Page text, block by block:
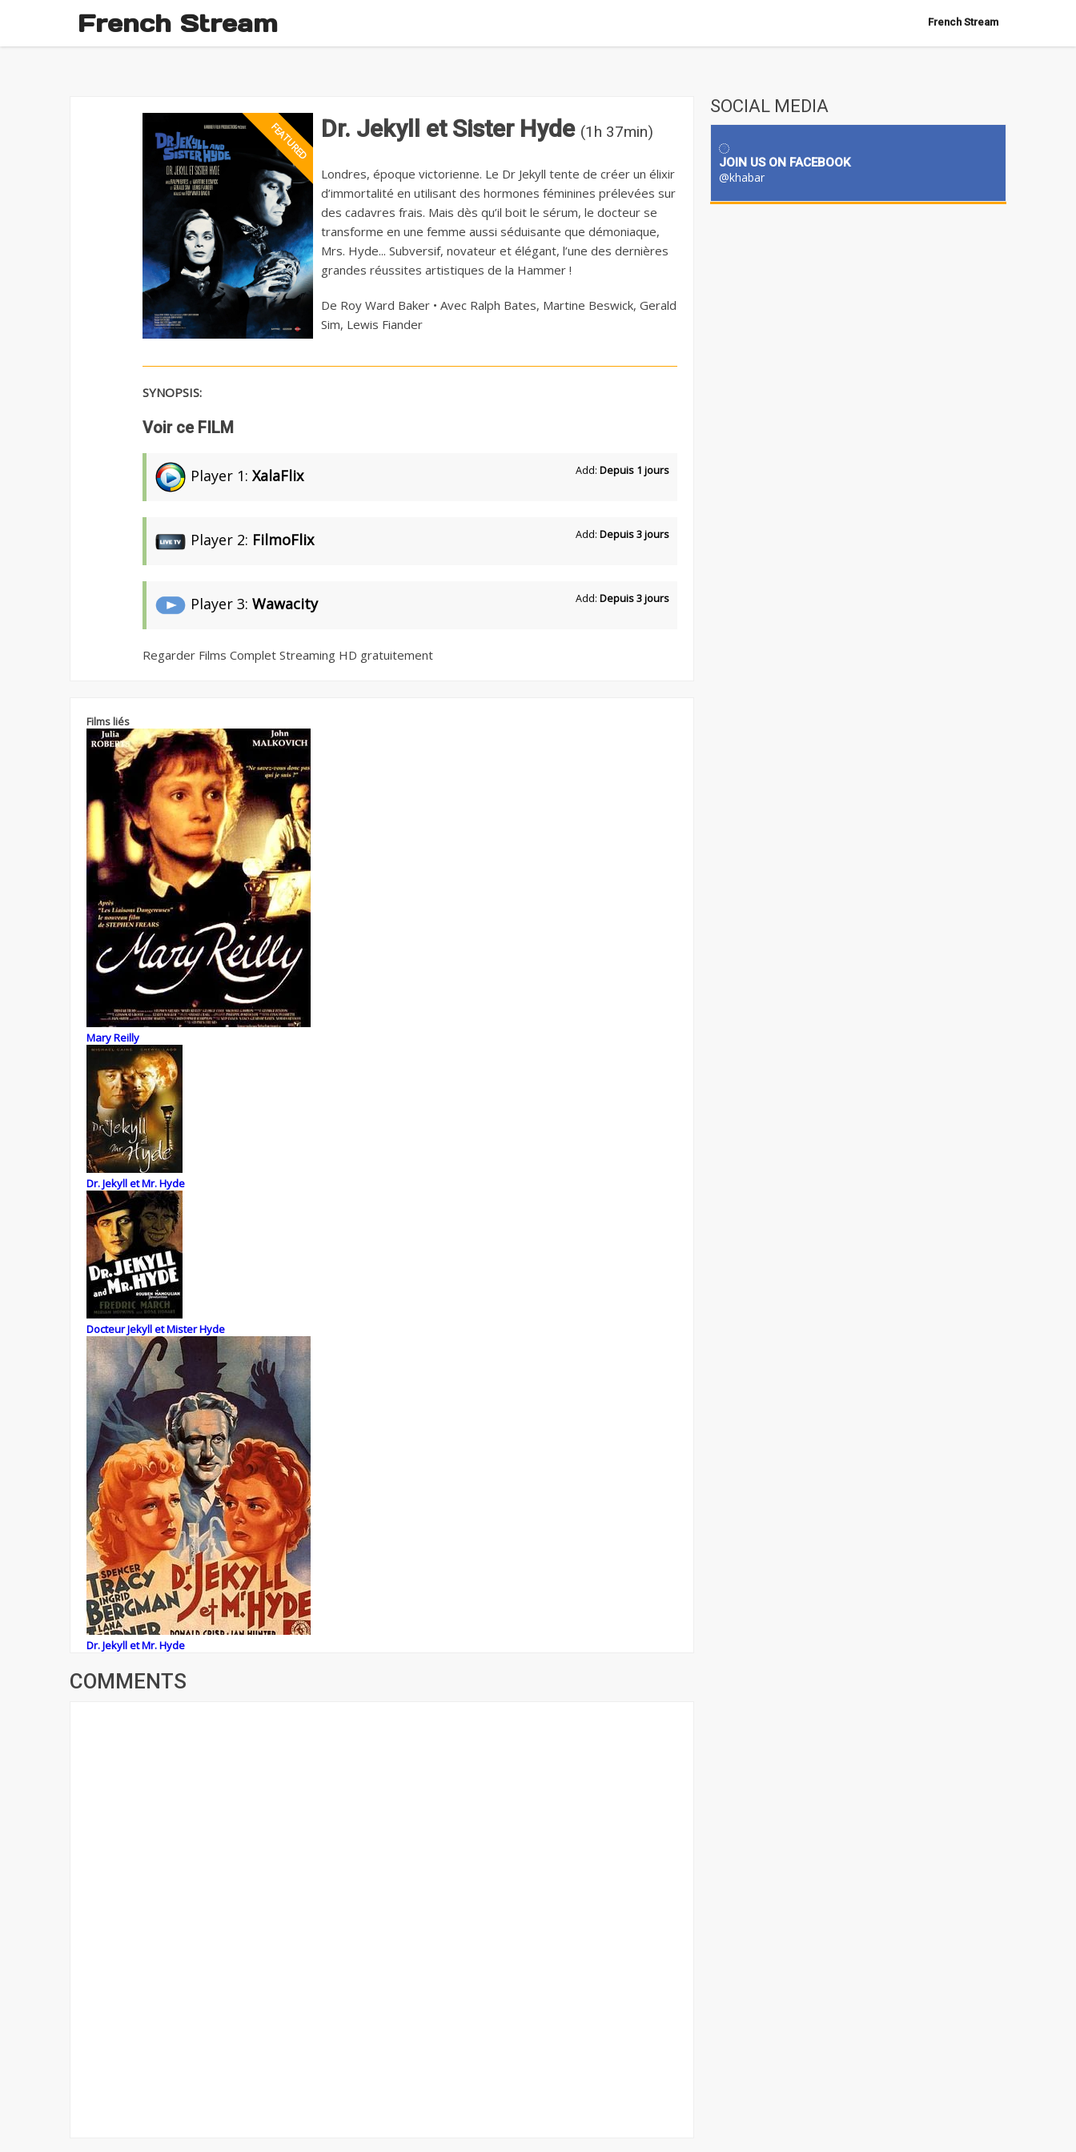
French Stream French Stream
Dr. Jekyll et Sister Hyde (1h 37min)
Londres, époque victorienne. Le Dr Jekyll tente de créer un élixir
d’immortalité en utilisant des hormones féminines prélevées sur
des cadavres frais. Mais dès qu’il boit le sérum, le docteur se
transforme en une femme aussi séduisante que démoniaque,
Mrs. Hyde... Subversif, novateur et élégant, l’une des dernières
grandes réussites artistiques de la Hammer !
De Roy Ward Baker • Avec Ralph Bates, Martine Beswick, Gerald
Sim, Lewis Fiander
SYNOPSIS:
Voir ce FILM
Player 1: XalaFlix Add: Depuis 1 jours
Player 2: FilmoFlix Add: Depuis 3 jours
Player 3: Wawacity Add: Depuis 3 jours
Regarder Films Complet Streaming HD gratuitement
Films liés
Mary Reilly
Dr. Jekyll et Mr. Hyde
Docteur Jekyll et Mister Hyde
Dr. Jekyll et Mr. Hyde
COMMENTS
SOCIAL MEDIA
JOIN US ON FACEBOOK
@khabar